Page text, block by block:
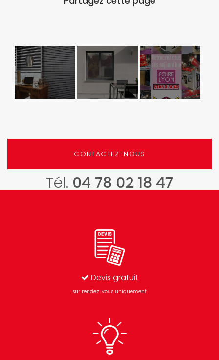
parti !
CONTACTEZ-NOUS
Tél. 04 78 02 18 47
Devis gratuit
sur rendez-vous uniquement